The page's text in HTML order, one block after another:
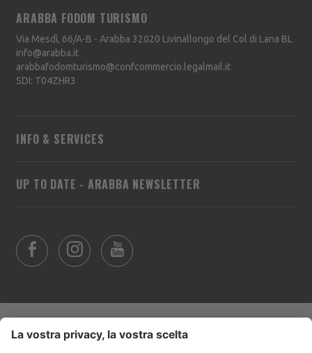
UP TO DATE - ARABBA NEWSLETTER
ARABBA FODOM TURISMO
Via Mesdì, 66/A-B - Arabba 32020 Livinallongo del Col di Lana BL
info@arabba.it
arabbafodomturismo@confcommercio.legalmail.it
SDI: T04ZHR3
INFO & SERVICES